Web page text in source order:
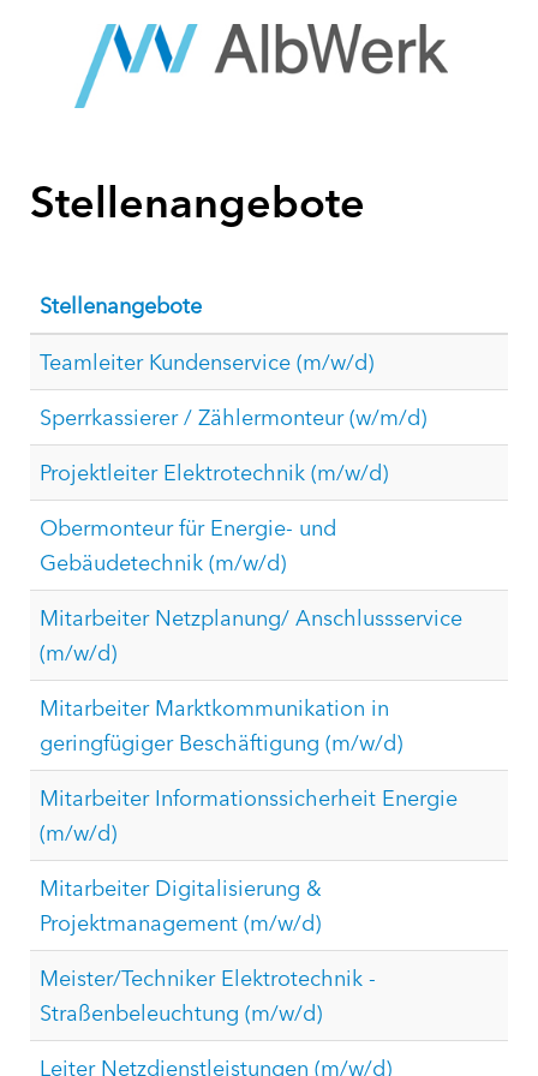
Stellenangebote
Stellenangebote
Teamleiter Kundenservice (m/w/d)
Sperrkassierer / Zählermonteur (w/m/d)
Projektleiter Elektrotechnik (m/w/d)
Obermonteur für Energie- und
Gebäudetechnik (m/w/d)
Mitarbeiter Netzplanung/ Anschlussservice
(m/w/d)
Mitarbeiter Marktkommunikation in
geringfügiger Beschäftigung (m/w/d)
Mitarbeiter Informationssicherheit Energie
(m/w/d)
Mitarbeiter Digitalisierung &
Projektmanagement (m/w/d)
Meister/Techniker Elektrotechnik -
Straßenbeleuchtung (m/w/d)
Leiter Netzdienstleistungen (m/w/d)